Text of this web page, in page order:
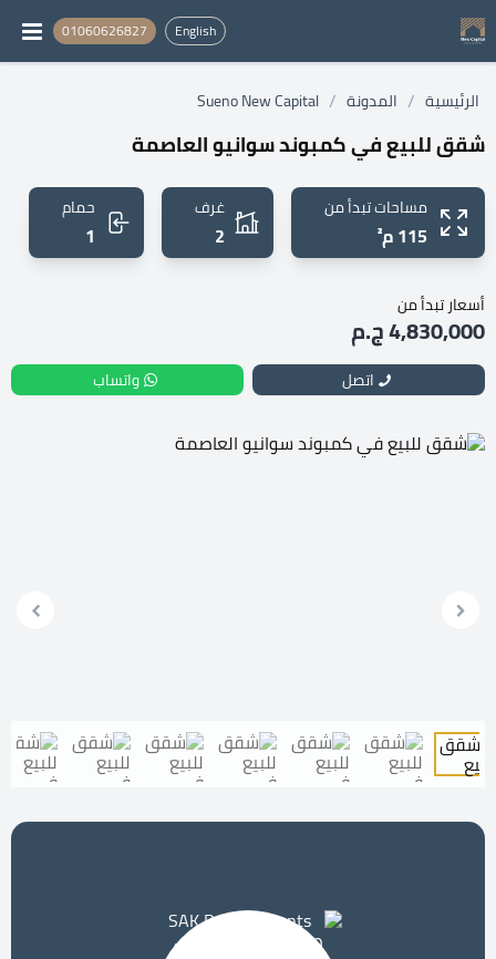
English
01060626827
الرئيسية / المدونة /
Sueno New Capital
شقق للبيع في كمبوند سوانيو العاصمة
مساحات تبدأ من
115 م²
غرف
2
حمام
1
أسعار تبدأ من
4,830,000 ج.م
اتصل واتساب